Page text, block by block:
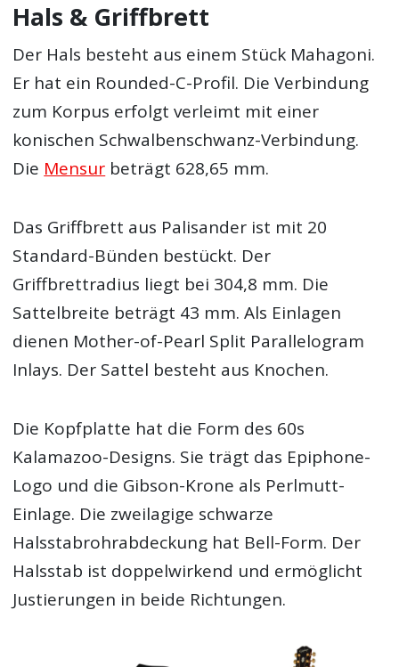
Hals & Griffbrett
Der Hals besteht aus einem Stück Mahagoni.
Er hat ein Rounded-C-Profil. Die Verbindung
zum Korpus erfolgt verleimt mit einer
konischen Schwalbenschwanz-Verbindung.
Die Mensur beträgt 628,65 mm.
Das Griffbrett aus Palisander ist mit 20
Standard-Bünden bestückt. Der
Griffbrettradius liegt bei 304,8 mm. Die
Sattelbreite beträgt 43 mm. Als Einlagen
dienen Mother-of-Pearl Split Parallelogram
Inlays. Der Sattel besteht aus Knochen.
Die Kopfplatte hat die Form des 60s
Kalamazoo-Designs. Sie trägt das Epiphone-
Logo und die Gibson-Krone als Perlmutt-
Einlage. Die zweilagige schwarze
Halsstabrohrabdeckung hat Bell-Form. Der
Halsstab ist doppelwirkend und ermöglicht
Justierungen in beide Richtungen.